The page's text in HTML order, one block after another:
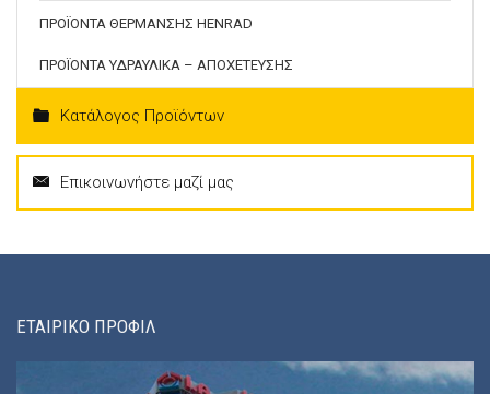
ΠΡΟΪΟΝΤΑ ΘΕΡΜΑΝΣΗΣ HENRAD
ΠΡΟΪΟΝΤΑ ΥΔΡΑΥΛΙΚΑ – ΑΠΟΧΕΤΕΥΣΗΣ
Κατάλογος Προϊόντων
Επικοινωνήστε μαζί μας
ΕΤΑΙΡΙΚΟ ΠΡΟΦΙΛ